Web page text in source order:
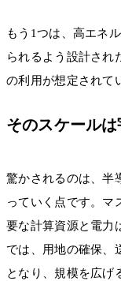
もう1つは、高エネ
られるよう設計され
の利用が想定されて
そのスケール
驚かされるのは、半
っていく点です。マ
要な計算資源と電力
では、用地の確保、
となり、規模を広げ